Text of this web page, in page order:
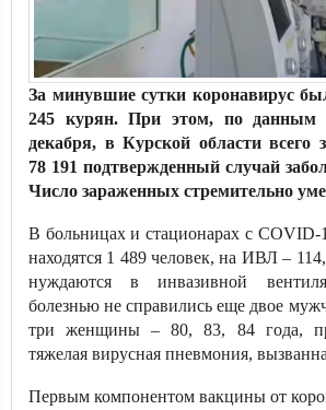
За минувшие сутки коронавирус
245 курян. При этом, по данным
декабря, в Курской области всего
78 191 подтвержденный случай
Число зараженных стремительно
В больницах и стационарах с
находятся 1 489 человек, на ИВЛ –
нуждаются в инвазивной
болезнью не справились еще двое
три женщины – 80, 83, 84 года,
тяжелая вирусная пневмония,
Первым компонентом вакцины от